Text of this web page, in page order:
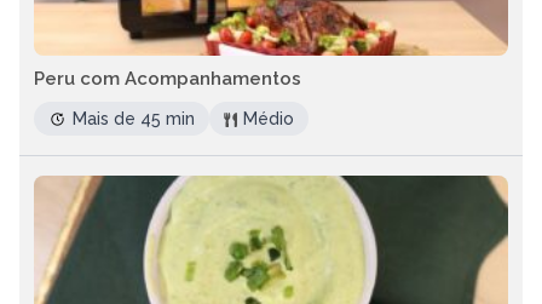
Peru com Acompanhamentos
Mais de 45 min Médio